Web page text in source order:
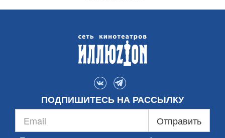
ПОДПИШИТЕСЬ НА РАССЫЛКУ
Отправить